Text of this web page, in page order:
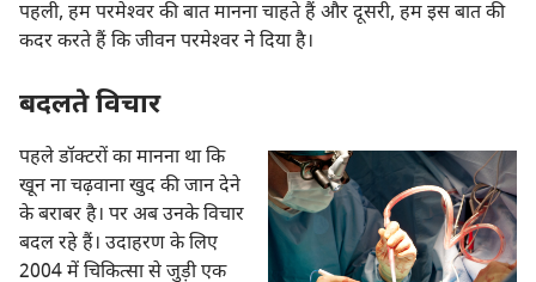
पहली, हम परमेश्‍वर की बात मानना चाहते हैं और दूसरी, हम इस बात की
कदर करते हैं कि जीवन परमेश्‍वर ने दिया है।
बदलते विचार
पहले डॉक्टरों का मानना था कि
खून ना चढ़वाना खुद की जान देने
के बराबर है। पर अब उनके विचार
बदल रहे हैं। उदाहरण के लिए
2004 में चिकित्सा से जुड़ी एक